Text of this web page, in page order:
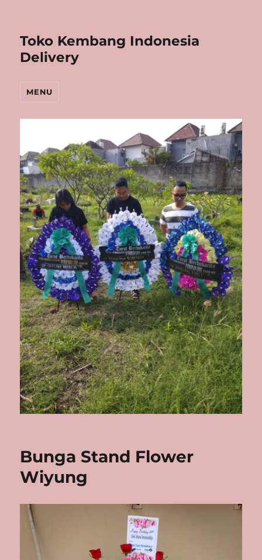
Toko Kembang Indonesia
Delivery
MENU
Bunga Stand Flower
Wiyung